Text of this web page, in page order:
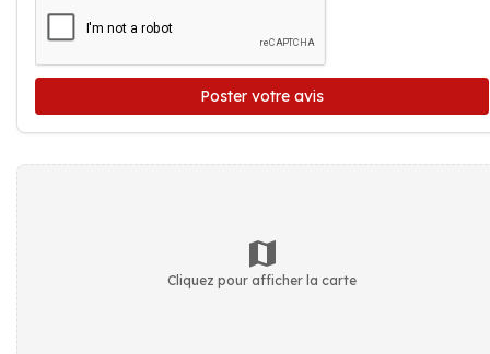
Poster votre avis
Cliquez pour afficher la carte